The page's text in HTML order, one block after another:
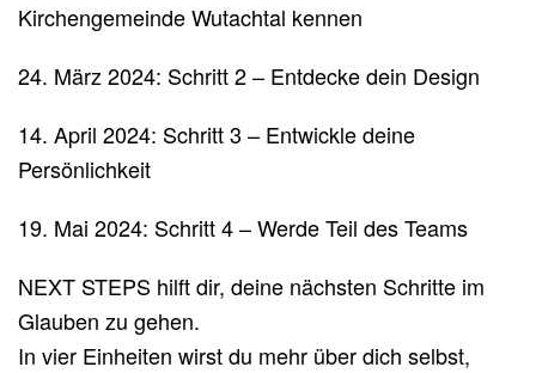
Kirchengemeinde Wutachtal kennen
24. März 2024: Schritt 2 – Entdecke dein Design
14. April 2024: Schritt 3 – Entwickle deine
Persönlichkeit
19. Mai 2024: Schritt 4 – Werde Teil des Teams
NEXT STEPS hilft dir, deine nächsten Schritte im
Glauben zu gehen.
In vier Einheiten wirst du mehr über dich selbst,